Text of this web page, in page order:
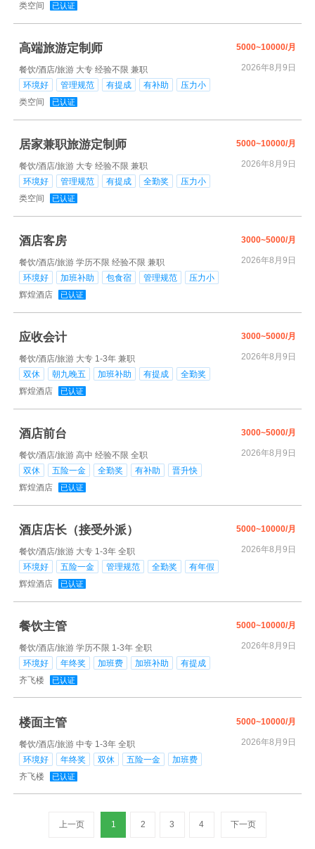
类空间
已认证
高端旅游定制师 5000~10000/月
餐饮/酒店/旅游 大专 经验不限 兼职
2026年8月9日
环境好
管理规范 有提成 有补助
压力小
类空间
已认证
居家兼职旅游定制师 5000~10000/月
餐饮/酒店/旅游 大专 经验不限 兼职
2026年8月9日
环境好
管理规范 有提成 全勤奖
压力小
类空间
已认证
酒店客房 3000~5000/月
餐饮/酒店/旅游 学历不限 经验不限 兼职
2026年8月9日
环境好
加班补助 包食宿 管理规范
压力小
辉煌酒店
已认证
应收会计 3000~5000/月
餐饮/酒店/旅游 大专 1-3年 兼职
2026年8月9日
双休
朝九晚五 加班补助 有提成
全勤奖
辉煌酒店
已认证
酒店前台 3000~5000/月
餐饮/酒店/旅游 高中 经验不限 全职
2026年8月9日
双休
五险一金 全勤奖 有补助
晋升快
辉煌酒店
已认证
酒店店长（接受外派） 5000~10000/月
餐饮/酒店/旅游 大专 1-3年 全职
2026年8月9日
环境好
五险一金 管理规范 全勤奖
有年假
辉煌酒店
已认证
餐饮主管 5000~10000/月
餐饮/酒店/旅游 学历不限 1-3年 全职
2026年8月9日
环境好
年终奖 加班费 加班补助
有提成
齐飞楼
已认证
楼面主管 5000~10000/月
餐饮/酒店/旅游 中专 1-3年 全职
2026年8月9日
环境好
年终奖 双休 五险一金
加班费
齐飞楼
已认证
上一页 1 2 3 4 下一页